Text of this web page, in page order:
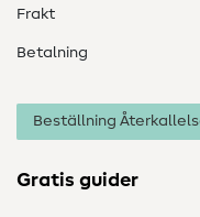
Frakt
Betalning
Beställning
Gratis guider